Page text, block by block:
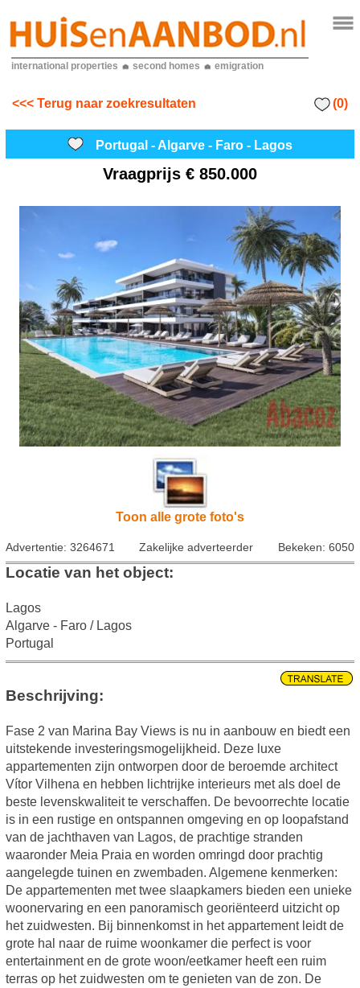
international properties second homes emigration
<<< Terug naar zoekresultaten (0)
Portugal - Algarve - Faro - Lagos
Vraagprijs € 850.000
Toon alle grote foto's
Advertentie: 3264671 Zakelijke adverteerder Bekeken: 6050
Locatie van het object:
Lagos
Algarve - Faro / Lagos
Portugal
Beschrijving:
Fase 2 van Marina Bay Views is nu in aanbouw en biedt een
uitstekende investeringsmogelijkheid. Deze luxe
appartementen zijn ontworpen door de beroemde architect
Vítor Vilhena en hebben lichtrijke interieurs met als doel de
beste levenskwaliteit te verschaffen. De bevoorrechte locatie
is in een rustige en ontspannen omgeving en op loopafstand
van de jachthaven van Lagos, de prachtige stranden
waaronder Meia Praia en worden omringd door prachtig
aangelegde tuinen en zwembaden. Algemene kenmerken:
De appartementen met twee slaapkamers bieden een unieke
woonervaring en een panoramisch georiënteerd uitzicht op
het zuidwesten. Bij binnenkomst in het appartement leidt de
grote hal naar de ruime woonkamer die perfect is voor
entertainment en de grote woon/eetkamer heeft een ruim
terras op het zuidwesten om te genieten van de zon. De